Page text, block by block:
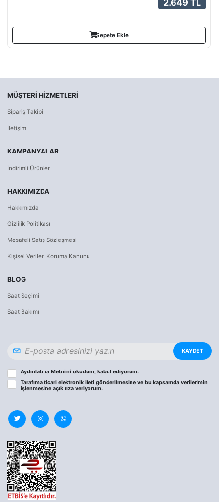
2.649 TL
Sepete Ekle
MÜŞTERI HIZMETLERI
Sipariş Takibi
İletişim
KAMPANYALAR
İndirimli Ürünler
HAKKIMIZDA
Hakkımızda
Gizlilik Politikası
Mesafeli Satış Sözleşmesi
Kişisel Verileri Koruma Kanunu
BLOG
Saat Seçimi
Saat Bakımı
KAYDET
Aydınlatma Metni’ni okudum, kabul ediyorum.
Tarafıma ticari elektronik ileti gönderilmesine ve bu kapsamda verilerimin
işlenmesine açık rıza veriyorum.